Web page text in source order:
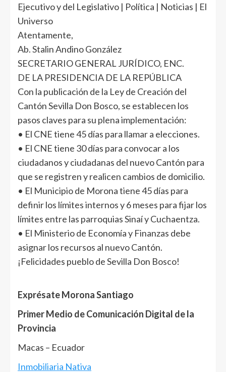
Atentamente,
Ab. Stalin Andino González
SECRETARIO GENERAL JURÍDICO, ENC.
DE LA PRESIDENCIA DE LA REPÚBLICA
Con la publicación de la Ley de Creación del
Cantón Sevilla Don Bosco, se establecen los
pasos claves para su plena implementación:
• El CNE tiene 45 días para llamar a elecciones.
• El CNE tiene 30 días para convocar a los
ciudadanos y ciudadanas del nuevo Cantón para
que se registren y realicen cambios de domicilio.
• El Municipio de Morona tiene 45 días para
definir los límites internos y 6 meses para fijar los
límites entre las parroquias Sinaí y Cuchaentza.
• El Ministerio de Economía y Finanzas debe
asignar los recursos al nuevo Cantón.
¡Felicidades pueblo de Sevilla Don Bosco!
Exprésate Morona Santiago
Primer Medio de Comunicación Digital de la
Provincia
Macas – Ecuador
Inmobiliaria Nativa